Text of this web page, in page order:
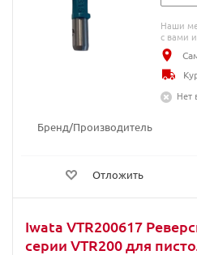
Бренд/Производитель
Отложить
Наши
с вами и
Нет
Iwata VTR200617
серии VTR200 для